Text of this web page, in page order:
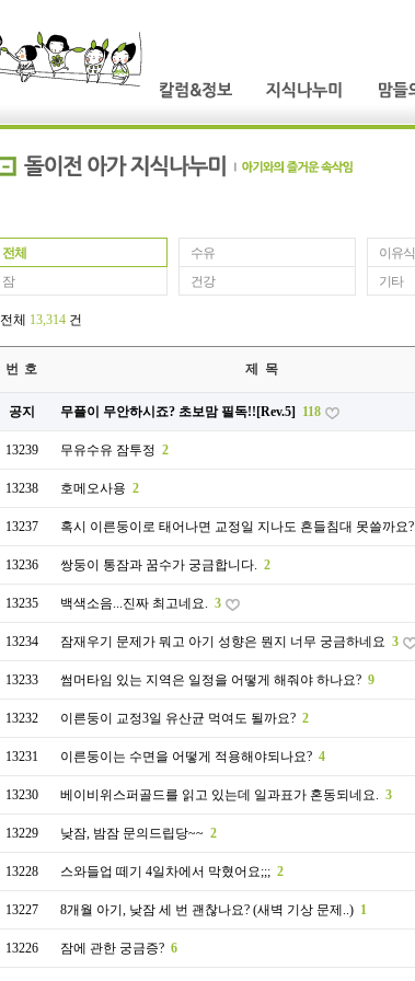
전체 수유 이유식
잠
건강 기타
전체 13,314 건
번 호 제 목
공지 무플이 무안하시죠? 초보맘 필독!![Rev.5] 118
13239 무유수유 잠투정 2
13238 호메오사용 2
13237 혹시 이른둥이로 태어나면 교정일 지나도 흔들침대 못쓸까요?
13236 쌍둥이 통잠과 꿈수가 궁금합니다. 2
13235 백색소음...진짜 최고네요. 3
13234 잠재우기 문제가 뭐고 아기 성향은 뭔지 너무 궁금하네요 3
13233 썸머타임 있는 지역은 일정을 어떻게 해줘야 하나요? 9
13232 이른둥이 교정3일 유산균 먹여도 될까요? 2
13231 이른둥이는 수면을 어떻게 적용해야되나요? 4
13230 베이비위스퍼골드를 읽고 있는데 일과표가 혼동되네요. 3
13229 낮잠, 밤잠 문의드립당~~ 2
13228 스와들업 떼기 4일차에서 막혔어요;;; 2
13227 8개월 아기, 낮잠 세 번 괜찮나요? (새벽 기상 문제..) 1
13226 잠에 관한 궁금증? 6